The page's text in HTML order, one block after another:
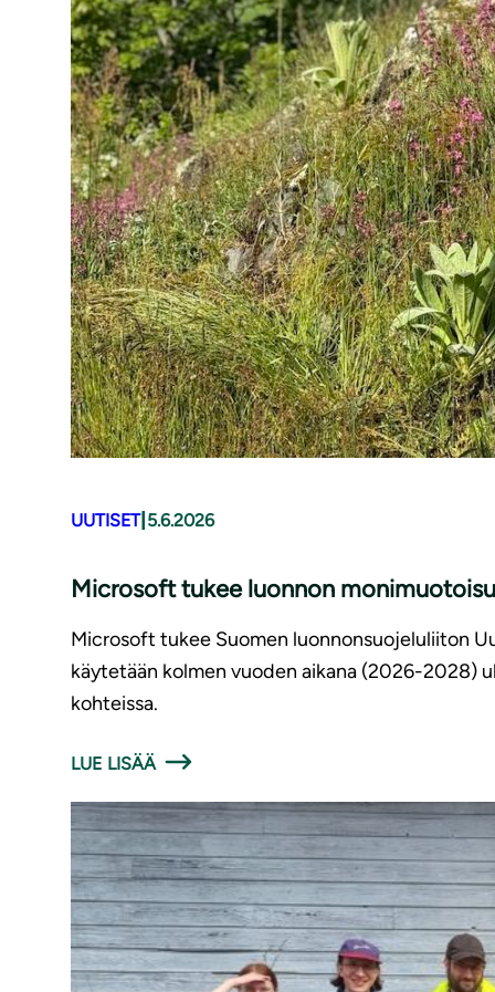
UUTISET| 5.6.2026
Microsoft tukee luonnon
Microsoft tukee Suomen luonnonsuojeluliiton
käytetään kolmen vuoden aikana (2026-2028)
kohteissa.
LUE LISÄÄ